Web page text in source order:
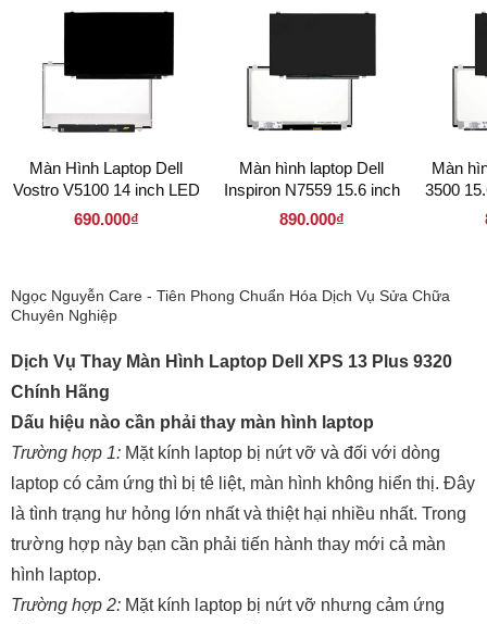
Màn Hình Laptop Dell
Vostro V5100 14 inch LED
Mỏng 30 pin ( 140LM30P
690.000₫
Màn hình laptop Dell
Inspiron N7559 15.6 inch
LED Mỏng 30 pin (
890.000₫
Màn
3500
30 pin
Ngọc Nguyễn Care - Tiên Phong Chuẩn Hóa Dịch Vụ Sửa Chữa
Chuyên Nghiệp
Dịch Vụ Thay Màn Hình Laptop Dell XPS 13 Plus 9320
Chính Hãng
Dấu hiệu nào cần phải thay màn hình laptop
Trường hợp 1: Mặt kính laptop bị nứt vỡ và đối với dòng
laptop có cảm ứng thì bị tê liệt, màn hình không hiển thị. Đây
là tình trạng hư hỏng lớn nhất và thiệt hại nhiều nhất. Trong
trường hợp này bạn cần phải tiến hành thay mới cả màn
hình laptop.
Trường hợp 2: Mặt kính laptop bị nứt vỡ nhưng cảm ứng